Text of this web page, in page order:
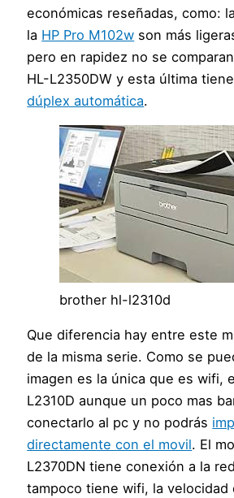
económicas reseñadas, como:
la HP Pro M102w son más
pero en rapidez no se
HL-L2350DW y esta última tiene
dúplex automática.
brother hl-l2310d
Que diferencia hay entre este
de la misma serie. Como se
imagen es la única que es wifi,
L2310D aunque un poco mas
conectarlo al pc y no podrás
directamente con el movil. El
L2370DN tiene conexión a la
tampoco tiene wifi, la velocidad